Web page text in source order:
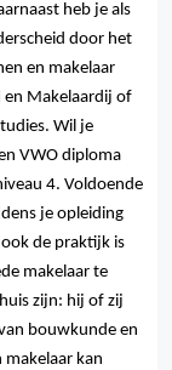
heb je als
door het
en makelaar
en Makelaardij of
Wil je
VWO diploma
4. Voldoende
je opleiding
de praktijk is
makelaar te
zijn: hij of zij
bouwkunde en
makelaar kan